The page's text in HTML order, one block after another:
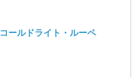
コールドライト・ルーペ